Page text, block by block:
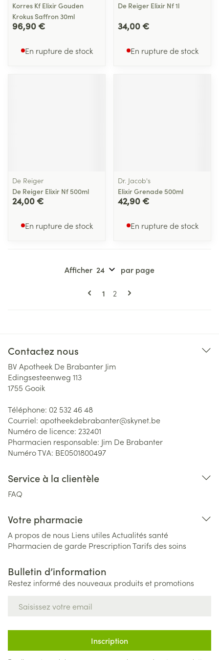
Korres Kf Elixir Gouden
Krokus Saffron 30ml
96,90 €
En rupture de stock
De Reiger Elixir Nf 1l
34,00 €
En rupture de stock
De Reiger
De Reiger Elixir Nf 500ml
24,00 €
En rupture de stock
Dr. Jacob's
Elixir Grenade 500ml
42,90 €
En rupture de stock
Pages
Vous lisez actuellement la page
1 Page
2
Afficher par page
Contactez nous
BV Apotheek De Brabanter Jim
Edingsesteenweg 113
1755 Gooik
Téléphone: 02 532 46 48
Courriel: apotheekdebrabanter@skynet.be
Numéro de licence: 232401
Pharmacien responsable: Jim De Brabanter
Numéro TVA: BE0501800497
Service à la clientèle
FAQ
Votre pharmacie
A propos de nous Liens utiles Actualités santé
Pharmacien de garde PrescriptionTarifs des soins
Bulletin d’information
Restez informé des nouveaux produits et promotions
Inscription